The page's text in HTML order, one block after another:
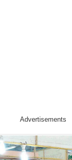
Advertisements